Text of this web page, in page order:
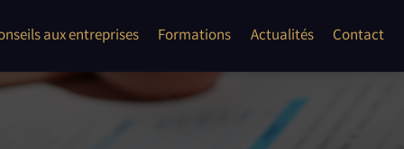
aux entreprises Formations
second oeuvre"
Actualités Contact